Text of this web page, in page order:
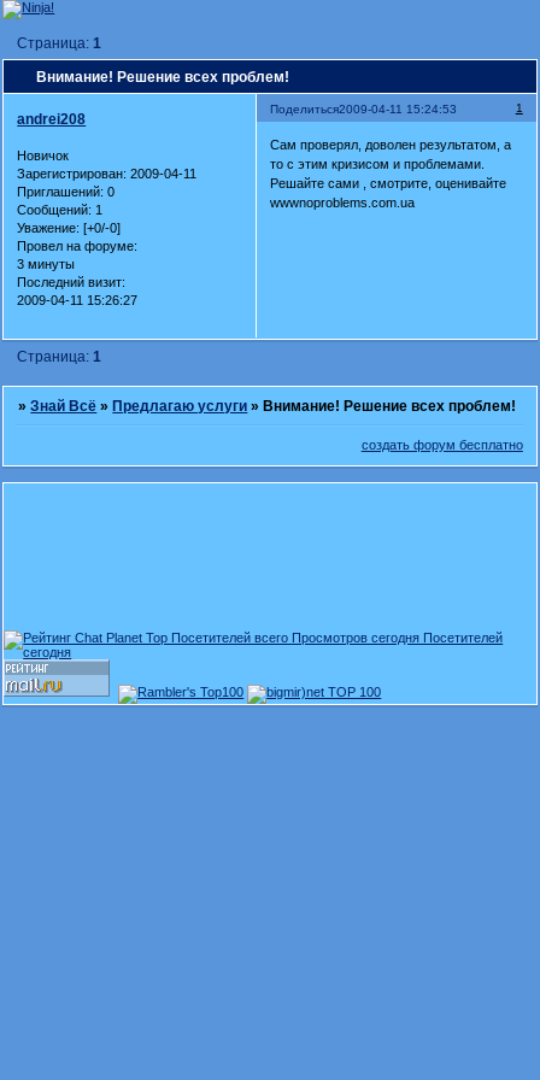
Внимание! Решение всех проблем!
Страница: 1
Поделиться 1
2009-04-11 15:24:53
andrei208
Новичок
Зарегистрирован: 2009-04-11
Приглашений: 0
Сообщений: 1
Уважение: [+0/-0]
Провел на форуме:
3 минуты
Последний визит:
2009-04-11 15:26:27
Сам проверял, доволен результатом, а
то с этим кризисом и проблемами.
Решайте сами , смотрите, оценивайте
wwwnoproblems.com.ua
Страница: 1
»Знай Всё » Предлагаю услуги » Внимание! Решение всех проблем!
создать форум бесплатно